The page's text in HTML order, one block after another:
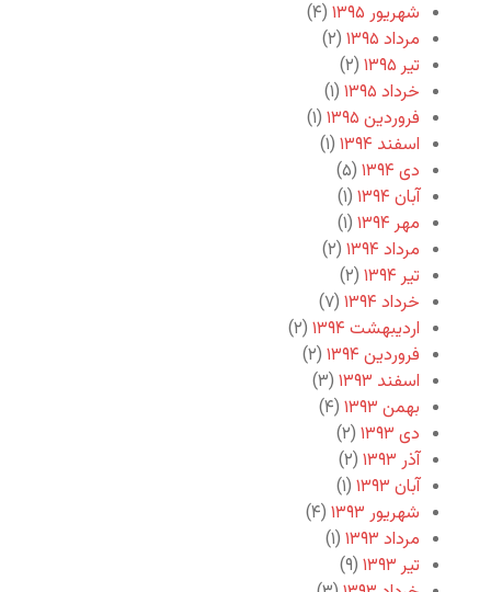
شهریور ۱۳۹۵
(۴)
مرداد ۱۳۹۵
(۲)
تیر ۱۳۹۵
(۲)
خرداد ۱۳۹۵
(۱)
فروردین ۱۳۹۵
(۱)
اسفند ۱۳۹۴
(۱)
دی ۱۳۹۴
(۵)
آبان ۱۳۹۴
(۱)
مهر ۱۳۹۴
(۱)
مرداد ۱۳۹۴
(۲)
تیر ۱۳۹۴
(۲)
خرداد ۱۳۹۴
(۷)
اردیبهشت ۱۳۹۴
(۲)
فروردین ۱۳۹۴
(۲)
اسفند ۱۳۹۳
(۳)
بهمن ۱۳۹۳
(۴)
دی ۱۳۹۳
(۲)
آذر ۱۳۹۳
(۲)
آبان ۱۳۹۳
(۱)
شهریور ۱۳۹۳
(۴)
مرداد ۱۳۹۳
(۱)
تیر ۱۳۹۳
(۹)